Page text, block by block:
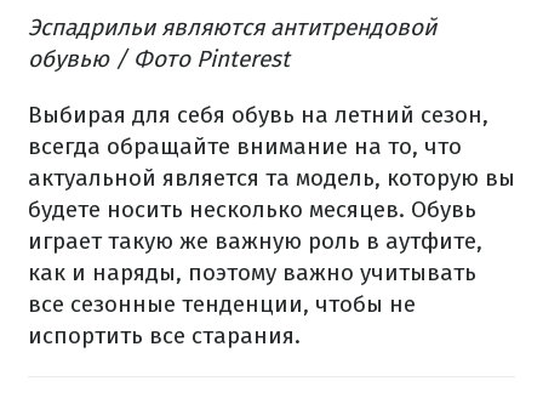
Эспадрильи являются антитрендовой
обувью / Фото Pinterest
Выбирая для себя обувь на летний сезон,
всегда обращайте внимание на то, что
актуальной является та модель, которую вы
будете носить несколько месяцев. Обувь
играет такую же важную роль в аутфите,
как и наряды, поэтому важно учитывать
все сезонные тенденции, чтобы не
испортить все старания.